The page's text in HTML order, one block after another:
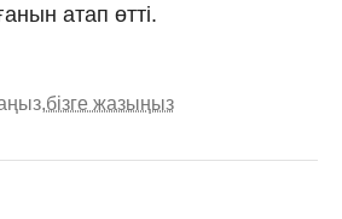
атап өтті.
бізге жазыңыз